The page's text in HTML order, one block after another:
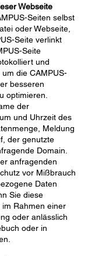
Webseite
Seiten selbst
oder Webseite,
Seite verlinkt
Seite
und
die CAMPUS-
besseren
optimieren.
der
und Uhrzeit des
Meldung
der genutzte
Domain.
anfragenden
vor Mißbrauch
Daten
Sie diese
Rahmen einer
oder anlässlich
oder in